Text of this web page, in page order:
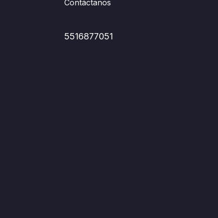
Contáctanos
5516877051